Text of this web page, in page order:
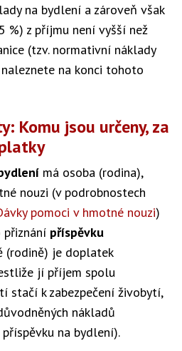
na bydlení a zároveň však
%) z příjmu není vyšší než
(tzv. normativní náklady
na konci tohoto
Komu jsou určeny, za
má osoba (rodina),
nouzi (v podrobnostech
pomoci v hmotné nouzi)
přiznání příspěvku
(rodině) je doplatek
jí příjem spolu
stačí k zabezpečení živobytí,
nákladů
na bydlení).